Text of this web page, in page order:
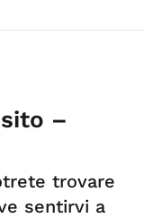
–
trovare
sentirvi a